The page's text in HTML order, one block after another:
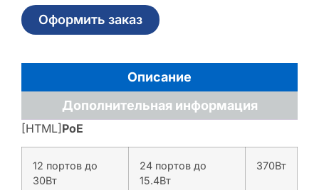
Оформить заказ
Описание
Дополнительная информация
[HTML]PoE
12 портов до
30Вт
24 портов до
15.4Вт
370Вт